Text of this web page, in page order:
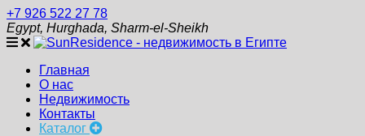
+7 926 522 27 78
Egypt, Hurghada, Sharm-el-Sheikh
Главная
О нас
Недвижимость
Контакты
Каталог